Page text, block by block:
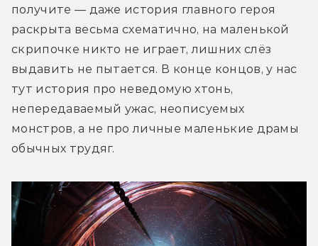
получите — даже история главного героя
раскрыта весьма схематично, на маленькой
скрипочке никто не играет, лишних слёз
выдавить не пытается. В конце концов, у нас
тут история про неведомую хтонь,
непередаваемый ужас, неописуемых
монстров, а не про личные маленькие драмы
обычных трудяг.